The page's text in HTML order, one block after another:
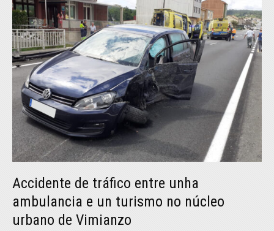
Accidente de tráfico entre unha
ambulancia e un turismo no núcleo
urbano de Vimianzo